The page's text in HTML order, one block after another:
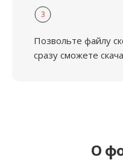
3
Позвольте файлу
сразу сможете
О